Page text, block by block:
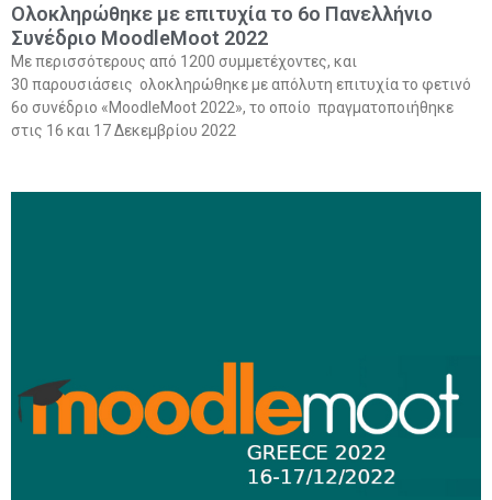
Ολοκληρώθηκε με επιτυχία το 6ο Πανελλήνιο
Συνέδριο MoodleMoot 2022
Με περισσότερους από 1200 συμμετέχοντες, και
30 παρουσιάσεις ολοκληρώθηκε με απόλυτη επιτυχία το φετινό
6ο συνέδριο «MoodleMoot 2022», το οποίο πραγματοποιήθηκε
στις 16 και 17 Δεκεμβρίου 2022